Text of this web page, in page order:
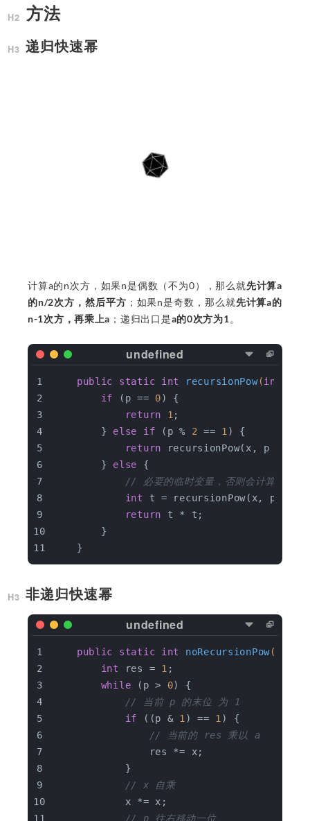
方法
递归快速幂
计算a的n次方，如果n是偶数（不为0），那么就先计算a
的n/2次方，然后平方 ；如果n是奇数，那么就先计算a的
n-1次方，再乘上a ；递归出口是a的0次方为1。
public static int recursionPow(int
if (p == 0) {
return
1 ;
        }
else if (p % 2 == 1 ) {
return recursionPow(x, p -
        }
else {
// 必要的临时变量，否则会计算两次，
int
t = recursionPow(x, p /
return t * t;
        }
    }
非递归快速幂
public static int noRecursionPow(
int
res = 1 ;
while (p > 0) {
// 当前 p 的末位 为 1
if ((p & 1 ) == 1 ) {
// 当前的 res 乘以 a
                res *= x;
            }
// x 自乘
            x *= x;
// p 往右移动一位